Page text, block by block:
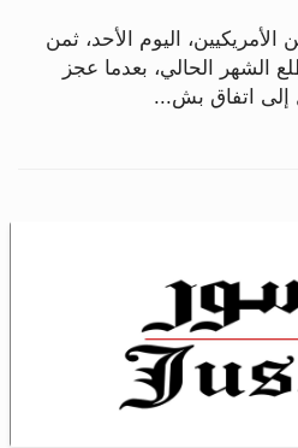
اليوم الأحد، ثمن
الشهر الحالي، بعدما عجز
اتفاق بش...